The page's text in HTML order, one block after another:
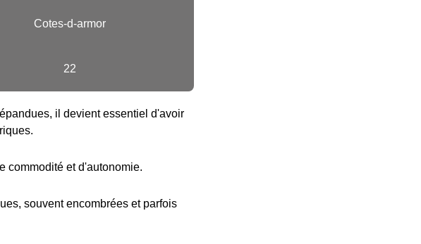
Cotes-d-armor
22
il devient essentiel d'avoir
commodité et d'autonomie.
souvent encombrées et parfois